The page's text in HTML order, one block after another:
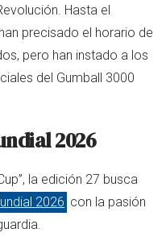
Hasta el
precisado el horario de
pero han instado a los
del Gumball 3000
2026
la edición 27 busca
2026 con la pasión